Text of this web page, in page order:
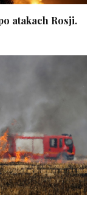
atakach Rosji.